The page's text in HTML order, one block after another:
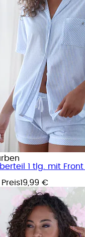
1 tlg. mit Front
19,99 €